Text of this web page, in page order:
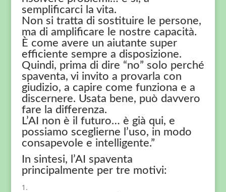
semplificarci la vita.
Non si tratta di sostituire le persone,
ma di amplificare le nostre capacità.
È come avere un aiutante super
efficiente sempre a disposizione.
Quindi, prima di dire “no” solo perché
spaventa, vi invito a provarla con
giudizio, a capire come funziona e a
discernere. Usata bene, può davvero
fare la differenza.
L’AI non è il futuro… è già qui, e
possiamo sceglierne l’uso, in modo
consapevole e intelligente.”
In sintesi, l’AI spaventa
principalmente per tre motivi: